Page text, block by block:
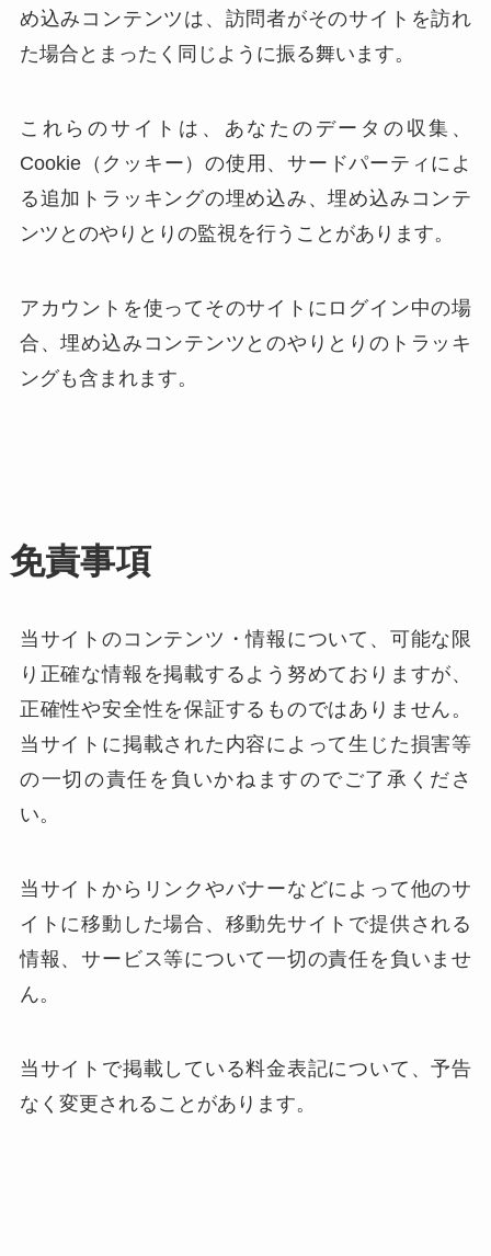
め込みコンテンツは、訪問者がそのサイトを訪れ
た場合とまったく同じように振る舞います。
これらのサイトは、あなたのデータの収集、
Cookie（クッキー）の使用、サードパーティによ
る追加トラッキングの埋め込み、埋め込みコンテ
ンツとのやりとりの監視を行うことがあります。
アカウントを使ってそのサイトにログイン中の場
合、埋め込みコンテンツとのやりとりのトラッキ
ングも含まれます。
免責事項
当サイトのコンテンツ・情報について、可能な限
り正確な情報を掲載するよう努めておりますが、
正確性や安全性を保証するものではありません。
当サイトに掲載された内容によって生じた損害等
の一切の責任を負いかねますのでご了承くださ
い。
当サイトからリンクやバナーなどによって他のサ
イトに移動した場合、移動先サイトで提供される
情報、サービス等について一切の責任を負いませ
ん。
当サイトで掲載している料金表記について、予告
なく変更されることがあります。